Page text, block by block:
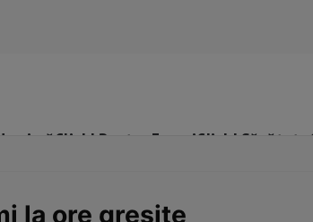
viațăClick! Pentru FemeiClick! Sănătate
la ore greşite